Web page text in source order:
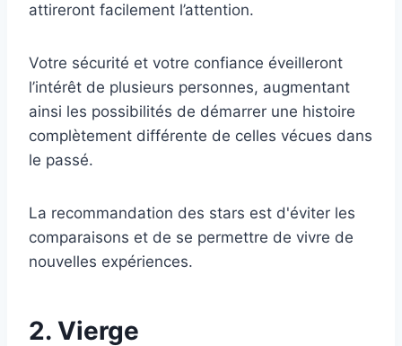
attireront facilement l’attention.
Votre sécurité et votre confiance éveilleront
l’intérêt de plusieurs personnes, augmentant
ainsi les possibilités de démarrer une histoire
complètement différente de celles vécues dans
le passé.
La recommandation des stars est d'éviter les
comparaisons et de se permettre de vivre de
nouvelles expériences.
2. Vierge